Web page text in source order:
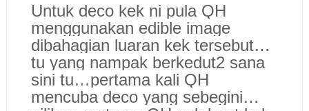
Untuk deco kek ni pula QH
menggunakan edible image
dibahagian luaran kek tersebut…
tu yang nampak berkedut2 sana
sini tu…pertama kali QH
mencuba deco yang sebegini…